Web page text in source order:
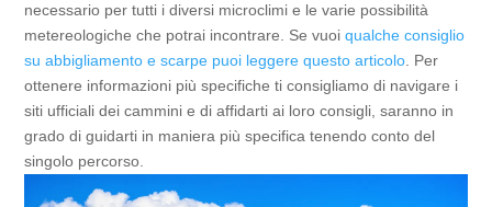
necessario per tutti i diversi microclimi e le varie possibilità
metereologiche che potrai incontrare. Se vuoiqualche consiglio
su abbigliamento e scarpe puoi leggere questo articolo . Per
ottenere informazioni più specifiche ti consigliamo di navigare i
siti ufficiali dei cammini e di affidarti ai loro consigli, saranno in
grado di guidarti in maniera più specifica tenendo conto del
singolo percorso.